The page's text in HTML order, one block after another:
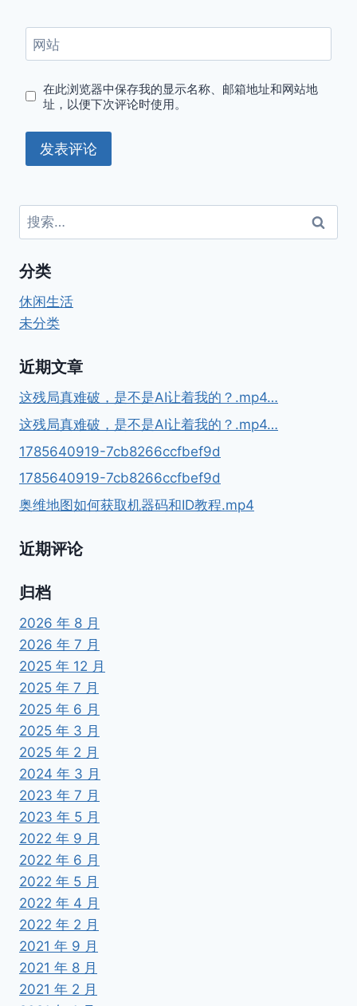
网站
在此浏览器中保存我的显示名称、邮箱地址和网站地
址，以便下次评论时使用。
搜
索：
分类
休闲生活
未分类
近期文章
这残局真难破，是不是AI让着我的？.mp4…
这残局真难破，是不是AI让着我的？.mp4…
1785640919-7cb8266ccfbef9d
1785640919-7cb8266ccfbef9d
奥维地图如何获取机器码和ID教程.mp4
近期评论
归档
2026 年 8 月
2026 年 7 月
2025 年 12 月
2025 年 7 月
2025 年 6 月
2025 年 3 月
2025 年 2 月
2024 年 3 月
2023 年 7 月
2023 年 5 月
2022 年 9 月
2022 年 6 月
2022 年 5 月
2022 年 4 月
2022 年 2 月
2021 年 9 月
2021 年 8 月
2021 年 2 月